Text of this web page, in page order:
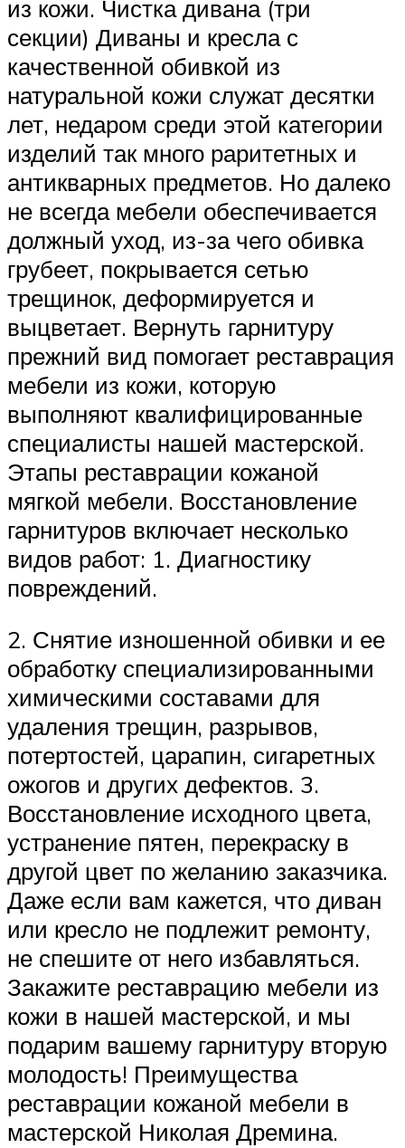
из кожи. Чистка дивана (три
секции) Диваны и кресла с
качественной обивкой из
натуральной кожи служат десятки
лет, недаром среди этой категории
изделий так много раритетных и
антикварных предметов. Но далеко
не всегда мебели обеспечивается
должный уход, из-за чего обивка
грубеет, покрывается сетью
трещинок, деформируется и
выцветает. Вернуть гарнитуру
прежний вид помогает реставрация
мебели из кожи, которую
выполняют квалифицированные
специалисты нашей мастерской.
Этапы реставрации кожаной
мягкой мебели. Восстановление
гарнитуров включает несколько
видов работ: 1. Диагностику
повреждений.
2. Снятие изношенной обивки и ее
обработку специализированными
химическими составами для
удаления трещин, разрывов,
потертостей, царапин, сигаретных
ожогов и других дефектов. 3.
Восстановление исходного цвета,
устранение пятен, перекраску в
другой цвет по желанию заказчика.
Даже если вам кажется, что диван
или кресло не подлежит ремонту,
не спешите от него избавляться.
Закажите реставрацию мебели из
кожи в нашей мастерской, и мы
подарим вашему гарнитуру вторую
молодость! Преимущества
реставрации кожаной мебели в
мастерской Николая Дремина.